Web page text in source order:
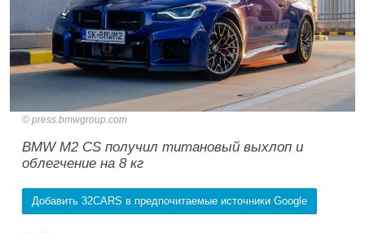
press.bmwgroup.com
BMW M2 CS получил титановый выхлоп и
облегчение на 8 кг
Добавить 32CARS в предпочитаемые источники Google